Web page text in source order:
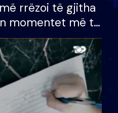
rrëzoi të gjitha
momentet më të
e BB VIP: Do më
kur…